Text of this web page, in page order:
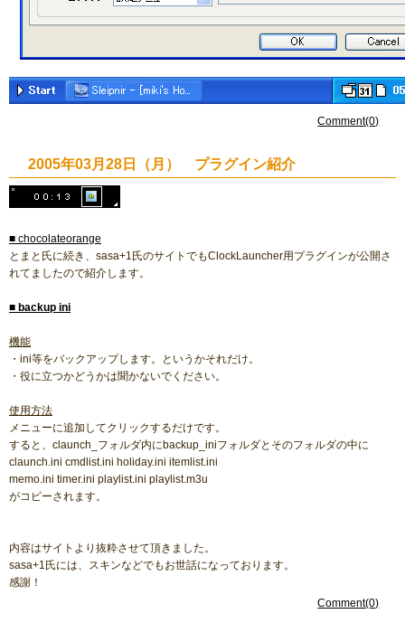
Comment(0)
2005年03月28日（月） プラグイン紹介
■ chocolateorange
とまと氏に続き、sasa+1氏のサイトでもClockLauncher用プラグインが公開さ
れてましたので紹介します。
■ backup ini
機能
・ini等をバックアップします。というかそれだけ。
・役に立つかどうかは聞かないでください。
使用方法
メニューに追加してクリックするだけです。
すると、claunch_フォルダ内にbackup_iniフォルダとそのフォルダの中に
claunch.ini cmdlist.ini holiday.ini itemlist.ini
memo.ini timer.ini playlist.ini playlist.m3u
がコピーされます。
内容はサイトより抜粋させて頂きました。
sasa+1氏には、スキンなどでもお世話になっております。
感謝！
Comment(0)